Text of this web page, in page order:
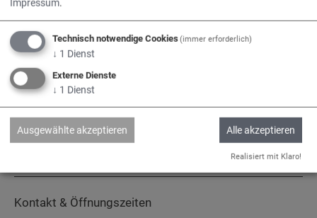
Adelschlag
Kontakt & Öffnungszeiten
Impressum.
Technisch notwendige Cookies(immer erforderlich)
↓ 1 Dienst
Externe Dienste
↓ 1 Dienst
Ausgewählte akzeptieren Alle akzeptieren
Realisiert mit Klaro!